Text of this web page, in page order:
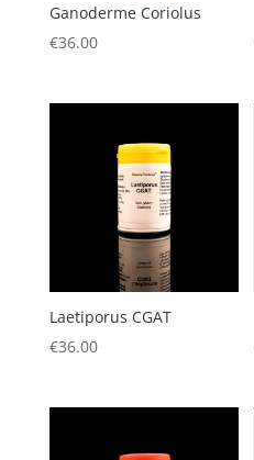
Ganoderme Coriolus
€36.00
Laetiporus CGAT
€36.00